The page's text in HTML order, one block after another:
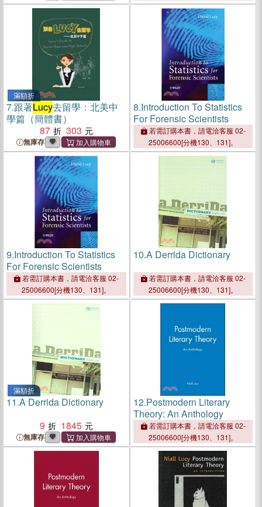
滿額折
7.跟著Lucy去留學：北美中
學篇（簡體書）
87
303
無庫存
8.Introduction To Statistics
For Forensic Scientists
若需訂購本書，請電洽客服 02-
25006600[分機130、131]。
9.Introduction To Statistics
For Forensic Scientists
若需訂購本書，請電洽客服 02-
25006600[分機130、131]。
10.A Derrida Dictionary
若需訂購本書，請電洽客服 02-
25006600[分機130、131]。
滿額折
11.A Derrida Dictionary
9
1845
無庫存
12.Postmodern Literary
Theory: An Anthology
若需訂購本書，請電洽客服 02-
25006600[分機130、131]。